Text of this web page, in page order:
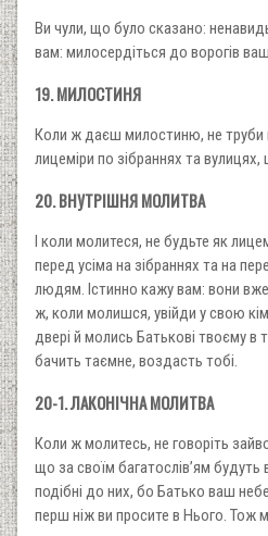
Ви чули, що було сказано:
вам: милосердіться до ворогів
19. МИЛОСТИНЯ
Коли ж даєш милостиню, не
лицеміри по зібраннях та
20. ВНУТРІШНЯ МОЛИТВА
І коли молитеся, не будьте як
перед усіма на зібраннях та на
людям. Істинно кажу вам: вони
ж, коли молишся, увійди у свою
двері й молись Батькові твоєму в
бачить таємне, воздасть тобі.
20-1. ЛАКОНІЧНА МОЛИТВА
Коли ж молитесь, не говоріть
що за своїм багатослів’ям будуть
подібні до них, бо Батько ваш
перш ніж ви просите в Нього. Тож